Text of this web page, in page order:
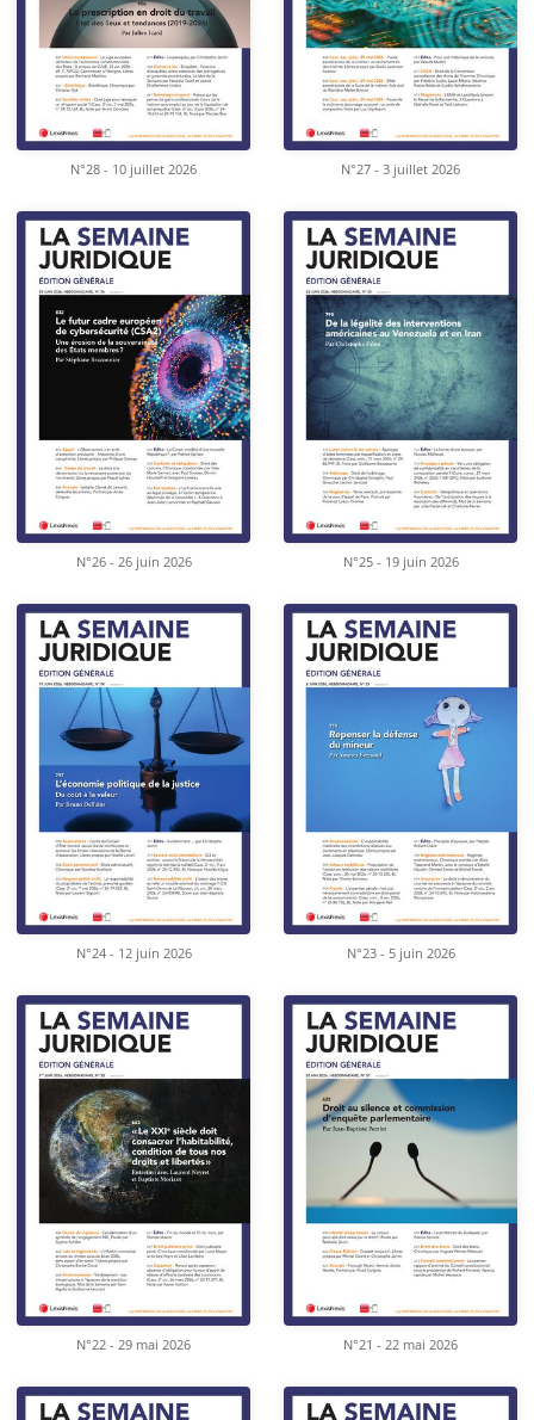
N°28 - 10 juillet 2026 N°27 - 3 juillet 2026
N°26 - 26 juin 2026 N°25 - 19 juin 2026
N°24 - 12 juin 2026 N°23 - 5 juin 2026
N°22 - 29 mai 2026 N°21 - 22 mai 2026